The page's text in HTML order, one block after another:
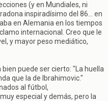
(y en Mundiales, ni
inspiradísimo del 86... en
en Alemania en los tiempos
internacional. Creo que le
y mayor peso mediático,
puede ser cierto: "La huella
que la de Ibrahimovic."
al fútbol,
especial y demás, pero la